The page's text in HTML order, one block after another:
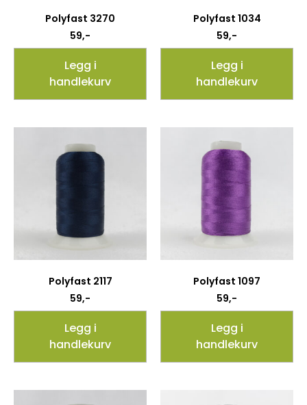
Polyfast 3270
59,-
Legg i
handlekurv
Polyfast 1034
59,-
Legg i
handlekurv
Polyfast 2117
59,-
Legg i
handlekurv
Polyfast 1097
59,-
Legg i
handlekurv